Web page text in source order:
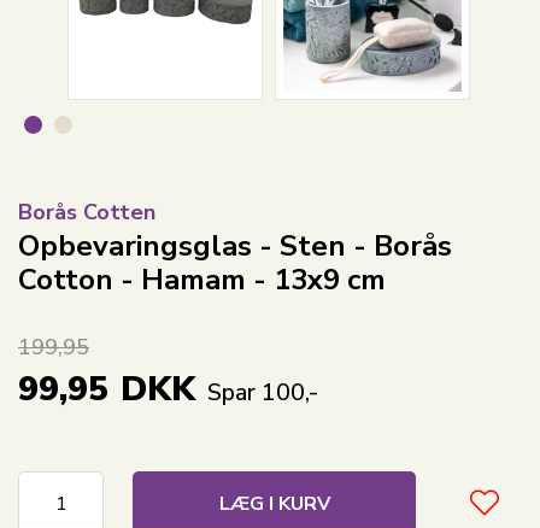
Borås Cotten
Opbevaringsglas - Sten - Borås
Cotton - Hamam - 13x9 cm
199,95
99,95 DKK Spar 100,-
LÆG I KURV